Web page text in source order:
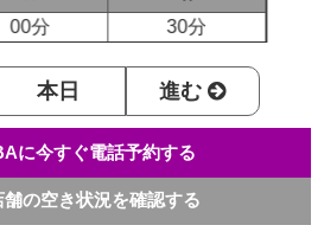
00分
30分
本日 進む
に今すぐ電話予約する
舗の空き状況を確認する